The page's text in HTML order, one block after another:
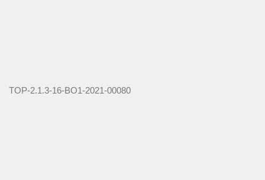
TOP-2.1.3-16-BO1-2021-00080